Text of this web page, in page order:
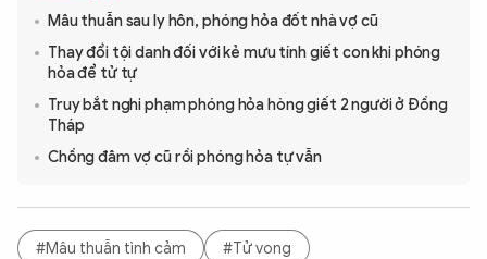
Mâu thuẫn sau ly hôn, phóng hỏa đốt nhà vợ cũ
Thay đổi tội danh đối với kẻ mưu tính giết con khi phóng
hỏa để tử tự
Truy bắt nghi phạm phóng hỏa hòng giết 2 người ở Đồng
Tháp
Chồng đâm vợ cũ rồi phóng hỏa tự vẫn
#Mâu thuẫn tình cảm
#Tử vong